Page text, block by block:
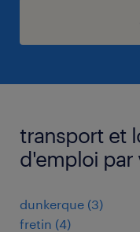
transport et
d'emploi par
dunkerque (3)
fretin (4)